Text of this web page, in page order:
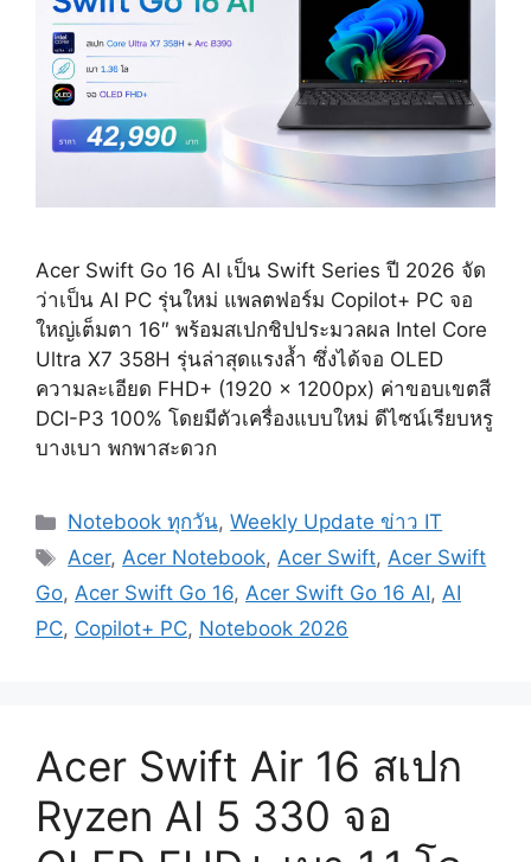
Acer Swift Go 16 AI เป็น Swift Series ปี 2026 จัด
ว่าเป็น AI PC รุ่นใหม่ แพลตฟอร์ม Copilot+ PC จอ
ใหญ่เต็มตา 16″ พร้อมสเปกชิปประมวลผล Intel Core
Ultra X7 358H รุ่นล่าสุดแรงล้ำ ซึ่งได้จอ OLED
ความละเอียด FHD+ (1920 x 1200px) ค่าขอบเขตสี
DCI-P3 100% โดยมีตัวเครื่องแบบใหม่ ดีไซน์เรียบหรู
บางเบา พกพาสะดวก
Categories
Notebook ทุกวัน,Weekly Update ข่าว IT
Tags
Acer,Acer Notebook,Acer Swift,Acer Swift
Go, Acer Swift Go 16, Acer Swift Go 16 AI, AI
PC, Copilot+ PC, Notebook 2026
Acer Swift Air 16 สเปก
Ryzen AI 5 330 จอ